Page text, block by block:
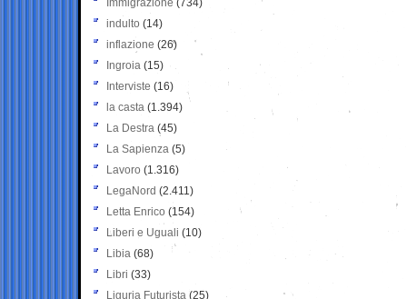
Immigrazione (734)
indulto (14)
inflazione (26)
Ingroia (15)
Interviste (16)
la casta (1.394)
La Destra (45)
La Sapienza (5)
Lavoro (1.316)
LegaNord (2.411)
Letta Enrico (154)
Liberi e Uguali (10)
Libia (68)
Libri (33)
Liguria Futurista (25)